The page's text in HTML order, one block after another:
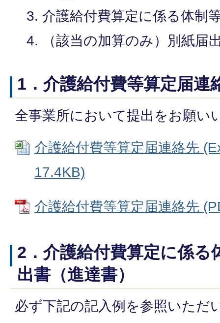
介護給付費算定に係る体制
（該当の加算のみ）別紙届
1．介護給付費等算定届連
全事業所において提出をお願い
介護給付費等算定届連絡先
17.4KB)
介護給付費等算定届連絡先
2．介護給付費算定に係る
出書（進達書）
必ず下記の記入例を参照いただ